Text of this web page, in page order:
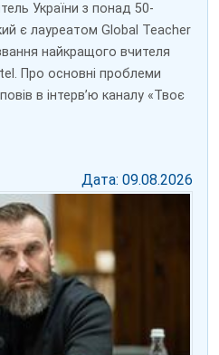
України з понад 50-
є лауреатом Global Teacher
найкращого вчителя
Про основні проблеми
в інтерв’ю каналу «Твоє
Дата: 09.08.2026